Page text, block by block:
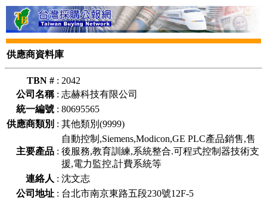
供應商資料庫
TBN # : 2042
公司名稱: 志赫科技有限公司
統一編號 : 80695565
供應商類別 : 其他類別(9999)
主要產品 :
自動控制,Siemens,Modicon,GE PLC產品銷售,售
後服務,教育訓練,系統整合.可程式控制器技術支
援,電力監控,計費系統等
連絡人 : 沈文志
公司地址 : 台北市南京東路五段230號12F-5